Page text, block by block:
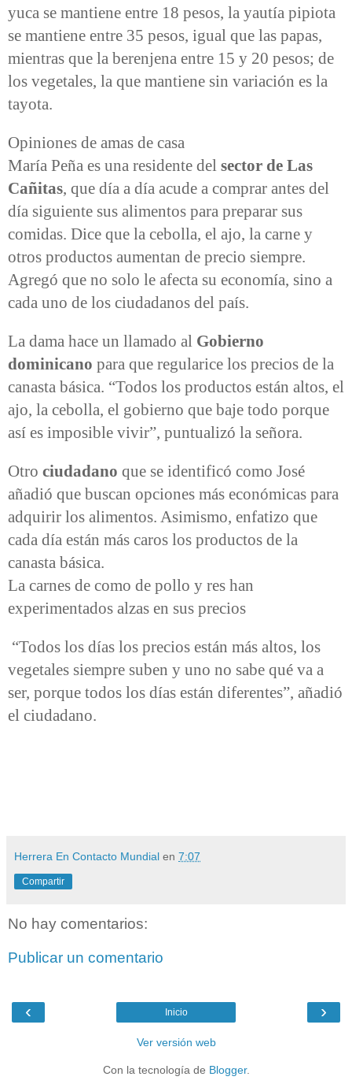
yuca se mantiene entre 18 pesos, la yautía pipiota
se mantiene entre 35 pesos, igual que las papas,
mientras que la berenjena entre 15 y 20 pesos; de
los vegetales, la que mantiene sin variación es la
tayota.
Opiniones de amas de casa
María Peña es una residente del sector de Las
Cañitas, que día a día acude a comprar antes del
día siguiente sus alimentos para preparar sus
comidas. Dice que la cebolla, el ajo, la carne y
otros productos aumentan de precio siempre.
Agregó que no solo le afecta su economía, sino a
cada uno de los ciudadanos del país.
La dama hace un llamado al Gobierno
dominicano para que regularice los precios de la
canasta básica. “Todos los productos están altos, el
ajo, la cebolla, el gobierno que baje todo porque
así es imposible vivir”, puntualizó la señora.
Otro ciudadano que se identificó como José
añadió que buscan opciones más económicas para
adquirir los alimentos. Asimismo, enfatizo que
cada día están más caros los productos de la
canasta básica.
La carnes de como de pollo y res han
experimentados alzas en sus precios
“Todos los días los precios están más altos, los
vegetales siempre suben y uno no sabe qué va a
ser, porque todos los días están diferentes”, añadió
el ciudadano.
Herrera En Contacto Mundial en 7:07
Compartir
No hay comentarios:
Publicar un comentario
‹ ›
Inicio
Ver versión web
Con la tecnología de Blogger.